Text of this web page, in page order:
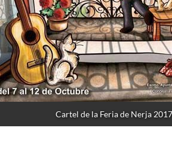
Cartel de la Feria de Nerja 2017